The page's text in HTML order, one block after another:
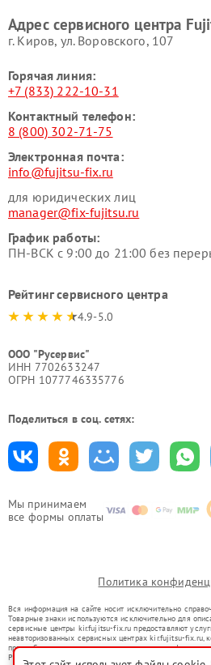
Мы принимаем
все формы оплаты
Адрес сервисного центра
г. Киров, ул. Воровского, 107
Горячая линия:
+7 (833) 222-10-31
Контактный телефон:
8 (800) 302-71-75
Электронная почта:
info@fujitsu-fix.ru
для юридических лиц
manager@fix-fujitsu.ru
График работы:
ПН-ВСК с 9:00 до 21:00 без
Рейтинг сервисного центра
4.9-5.0
ООО "Русервис"
ИНН 7702633247
ОГРН 1077746335776
Поделиться в соц. сетях:
Политика
Вся информация на сайте носит исключительно
Товарные знаки используются исключительно для
сервисные центры kir.fujitsu-fix.ru предоставляют
неавторизованных сервисных центрах kir.fujitsu-fix.ru,
правообладателями товарных знаков или их
Ремонт осуществляется для устройств, уже введенных